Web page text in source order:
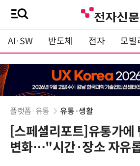
AI·SW 반도체 전자 모빌
플랫폼·유통 유통·생활
[스페셜리포트]유통가에
변화…"시간·장소 자유